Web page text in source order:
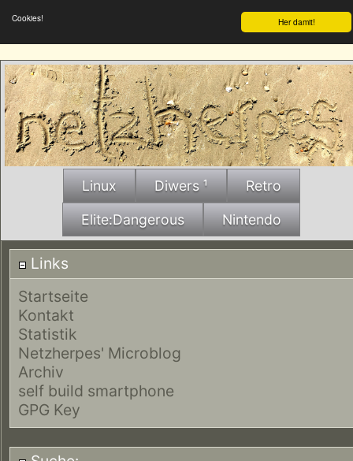
Her damit!
Cookies!
Linux Diwers ¹ Retro
Elite:Dangerous Nintendo
Links
Startseite
Kontakt
Statistik
Netzherpes' Microblog
Archiv
self build smartphone
GPG Key